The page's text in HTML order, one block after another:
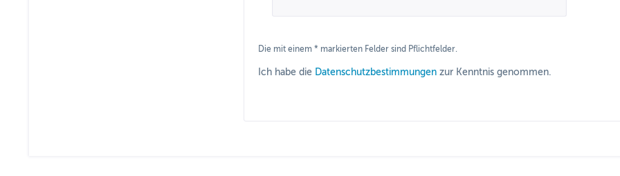
Die mit einem * markierten Felder sind Pflichtfelder.
Ich habe die Datenschutzbestimmungen zur Kenntnis genommen.